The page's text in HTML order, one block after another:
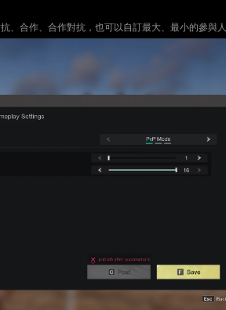
合作、合作對抗，也可以自訂最大、最小的參與人